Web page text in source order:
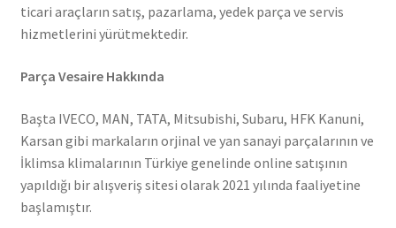
ticari araçların satış, pazarlama, yedek parça ve servis
hizmetlerini yürütmektedir.
Parça Vesaire Hakkında
Başta IVECO, MAN, TATA, Mitsubishi, Subaru, HFK Kanuni,
Karsan gibi markaların orjinal ve yan sanayi parçalarının ve
İklimsa klimalarının Türkiye genelinde online satışının
yapıldığı bir alışveriş sitesi olarak 2021 yılında faaliyetine
başlamıştır.